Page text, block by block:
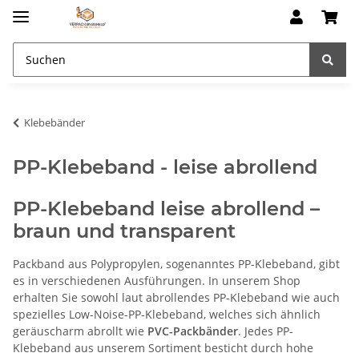
Klebebänder
PP-Klebeband - leise abrollend
PP-Klebeband leise abrollend –
braun und transparent
Packband aus Polypropylen, sogenanntes PP-Klebeband, gibt
es in verschiedenen Ausführungen. In unserem Shop
erhalten Sie sowohl laut abrollendes PP-Klebeband wie auch
spezielles Low-Noise-PP-Klebeband, welches sich ähnlich
geräuscharm abrollt wie PVC-Packbänder. Jedes PP-
Klebeband aus unserem Sortiment besticht durch hohe